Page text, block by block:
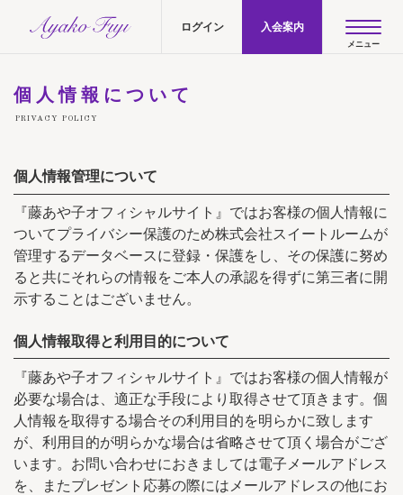
ログイン 入会案内
個人情報について
PRIVACY POLICY
個人情報管理について
『藤あや子オフィシャルサイト』ではお客様の個人情報に
ついてプライバシー保護のため株式会社スイートルームが
管理するデータベースに登録・保護をし、その保護に努め
ると共にそれらの情報をご本人の承認を得ずに第三者に開
示することはございません。
個人情報取得と利用目的について
『藤あや子オフィシャルサイト』ではお客様の個人情報が
必要な場合は、適正な手段により取得させて頂きます。個
人情報を取得する場合その利用目的を明らかに致します
が、利用目的が明らかな場合は省略させて頂く場合がござ
います。お問い合わせにおきましては電子メールアドレス
を、またプレゼント応募の際にはメールアドレスの他にお